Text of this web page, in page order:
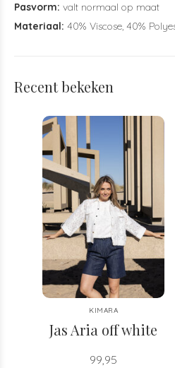
Pasvorm: valt normaal op maat
Materiaal: 40% Viscose, 40%
Recent bekeken
KIMARA
Jas Aria off white
99,95